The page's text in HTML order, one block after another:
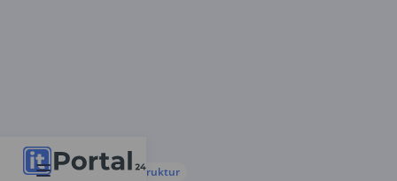
Souveräne Cloud-Infrastruktur